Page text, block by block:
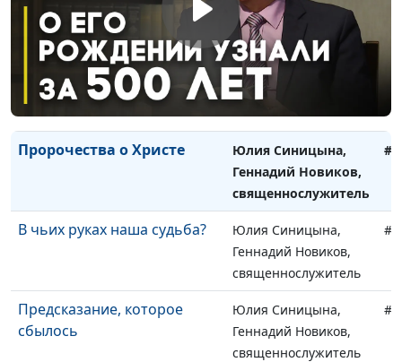
магистр молодежного
служения
Когда Бог отвечает?
Юлия Синицына,
Геннадий Новиков,
священнослужитель
Пророчества о Христе
Юлия Синицына,
Геннадий Новиков,
священнослужитель
В чьих руках наша судьба?
Юлия Синицына,
Геннадий Новиков,
священнослужитель
Предсказание, которое
сбылось
Юлия Синицына,
Геннадий Новиков,
священнослужитель